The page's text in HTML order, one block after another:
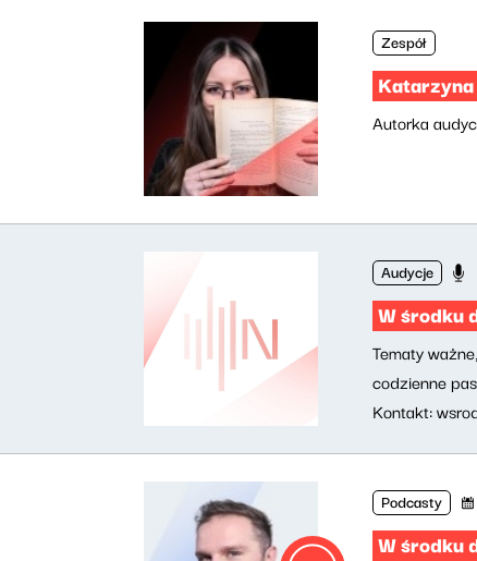
Zespół
Autorka
Audycje
W środku
Tematy
codzienne
Kontakt:
Podcasty
W środku